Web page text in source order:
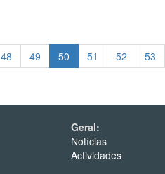
48 49 50 51 52 53
Geral:
Notícias
Actividades